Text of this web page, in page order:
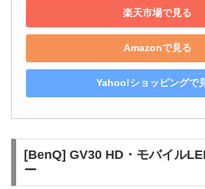
楽天市場で見る
Amazonで見る
Yahoo!ショッピングで
[BenQ] GV30 HD・モバイル
ー